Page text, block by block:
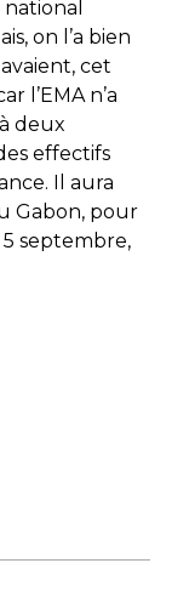
on l’a bien
cet
l’EMA n’a
deux
effectifs
Il aura
Gabon, pour
septembre,